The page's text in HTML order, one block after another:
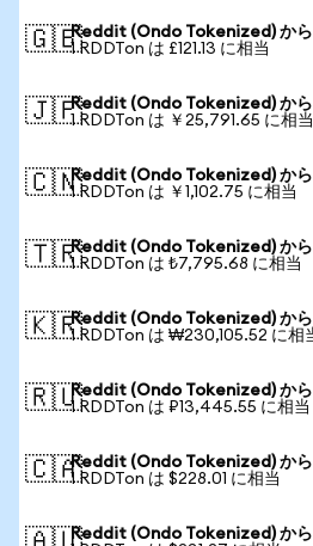
🇬🇧Reddit (Ondo Tokenized) から
1 RDDTon は £121.13 に相当
🇯🇵Reddit (Ondo Tokenized) から
1 RDDTon は ￥25,791.65 に相当
🇨🇳Reddit (Ondo Tokenized) から
1 RDDTon は ￥1,102.75 に相当
🇹🇷Reddit (Ondo Tokenized) から
1 RDDTon は ₺7,795.68 に相当
🇰🇷Reddit (Ondo Tokenized) から
1 RDDTon は ₩230,105.52 に相
🇷🇺Reddit (Ondo Tokenized) から
1 RDDTon は ₽13,445.55 に相当
🇨🇦Reddit (Ondo Tokenized) から
1 RDDTon は $228.01 に相当
Reddit (Ondo Tokenized) から